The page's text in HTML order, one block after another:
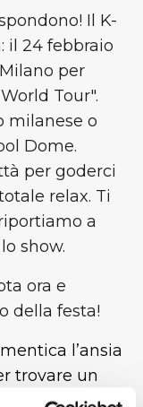
Il K-
il 24 febbraio
per
Tour".
milanese o
Dome.
per goderci
relax. Ti
a
show.
ora e
della festa!
l’ansia
trovare un
o, peggio,